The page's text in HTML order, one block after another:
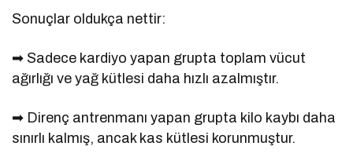
Sonuçlar oldukça nettir:
➡ Sadece kardiyo yapan grupta toplam vücut
ağırlığı ve yağ kütlesi daha hızlı azalmıştır.
➡ Direnç antrenmanı yapan grupta kilo kaybı daha
sınırlı kalmış, ancak kas kütlesi korunmuştur.